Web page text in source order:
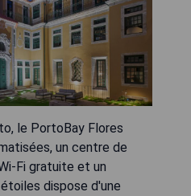
le PortoBay Flores
un centre de
Fi gratuite et un
dispose d'une